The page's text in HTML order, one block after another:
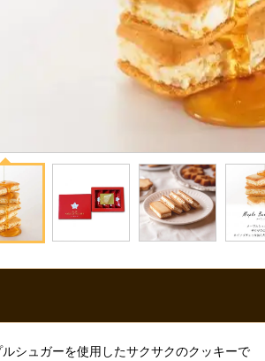
ルシュガーを使用したサクサクのクッキーで